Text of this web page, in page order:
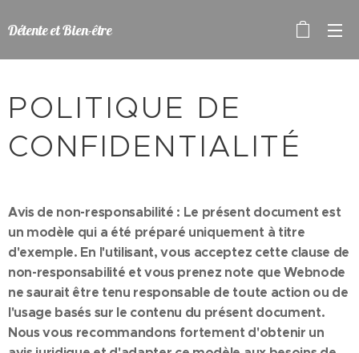
Détente et Bien-être
POLITIQUE DE
CONFIDENTIALITÉ
Avis de non-responsabilité : Le présent document est
un modèle qui a été préparé uniquement à titre
d'exemple. En l'utilisant, vous acceptez cette clause de
non-responsabilité et vous prenez note que Webnode
ne saurait être tenu responsable de toute action ou de
l'usage basés sur le contenu du présent document.
Nous vous recommandons fortement d'obtenir un